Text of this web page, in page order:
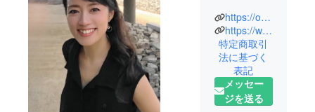
2005年に気
象予報士と
して活動を
はじめて約
20年、イン
https://onlyone-bosai.jimdosite.com/
https://www.instagram.com/oui_nozo.okj.nakashima?igsh=YWRha2JmZG85MTE1&utm_source=qr
特定商取引
法に基づく
表記
メッセー
ジを送る